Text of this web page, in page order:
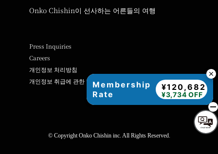
Onko Chishin이 선사하는 어른들의 여행
Press Inquiries
Careers
개인정보 처리방침
개인정보 취급에 관한 안내
© Copyright Onko Chishin inc. All Rights Reserved.
Membership
Rate
¥120,682
¥3,734 OFF